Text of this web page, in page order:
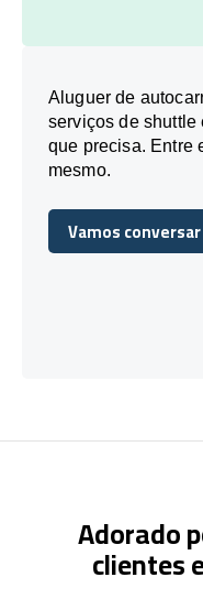
Aluguer de
serviços de shuttle
que precisa. Entre
mesmo.
Vamos conversar
Vamos conversar
Adorado
clientes